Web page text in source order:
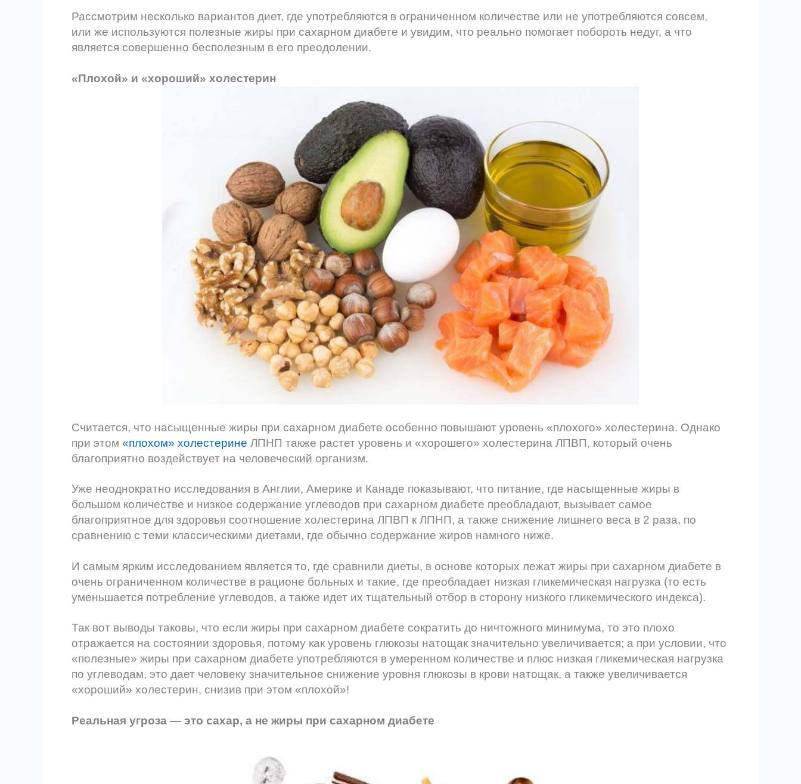
Рассмотрим несколько вариантов диет, где употребляются в ограниченном количестве или не употребляются совсем,
или же используются полезные жиры при сахарном диабете и увидим, что реально помогает побороть недуг, а что
является совершенно бесполезным в его преодолении.
«Плохой» и «хороший» холестерин
Считается, что насыщенные жиры при сахарном диабете особенно повышают уровень «плохого» холестерина. Однако
при этом «плохом» холестерине ЛПНП также растет уровень и «хорошего» холестерина ЛПВП, который очень
благоприятно воздействует на человеческий организм.
Уже неоднократно исследования в Англии, Америке и Канаде показывают, что питание, где насыщенные жиры в
большом количестве и низкое содержание углеводов при сахарном диабете преобладают, вызывает самое
благоприятное для здоровья соотношение холестерина ЛПВП к ЛПНП, а также снижение лишнего веса в 2 раза, по
сравнению с теми классическими диетами, где обычно содержание жиров намного ниже.
И самым ярким исследованием является то, где сравнили диеты, в основе которых лежат жиры при сахарном диабете в
очень ограниченном количестве в рационе больных и такие, где преобладает низкая гликемическая нагрузка (то есть
уменьшается потребление углеводов, а также идет их тщательный отбор в сторону низкого гликемического индекса).
Так вот выводы таковы, что если жиры при сахарном диабете сократить до ничтожного минимума, то это плохо
отражается на состоянии здоровья, потому как уровень глюкозы натощак значительно увеличивается; а при условии, что
«полезные» жиры при сахарном диабете употребляются в умеренном количестве и плюс низкая гликемическая нагрузка
по углеводам, это дает человеку значительное снижение уровня глюкозы в крови натощак, а также увеличивается
«хороший» холестерин, снизив при этом «плохой»!
Реальная угроза — это сахар, а не жиры при сахарном диабете